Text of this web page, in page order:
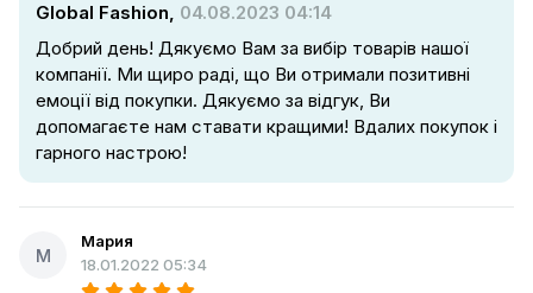
Global Fashion, 04.08.2023 04:14
Добрий день! Дякуємо Вам за вибір товарів нашої
компанії. Ми щиро раді, що Ви отримали позитивні
емоції від покупки. Дякуємо за відгук, Ви
допомагаєте нам ставати кращими! Вдалих покупок і
гарного настрою!
М
Мария
18.01.2022 05:34